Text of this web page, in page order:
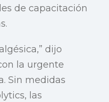
de capacitación
dijo
la urgente
Sin medidas
las